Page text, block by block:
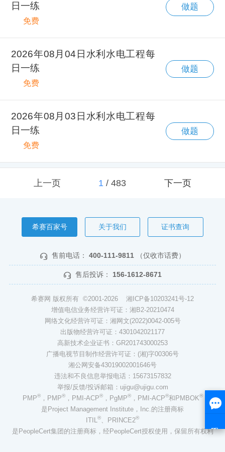
日一练
免费
做题
2026年08月04日水利水电工程每
日一练
免费
做题
2026年08月03日水利水电工程每
日一练
免费
做题
上一页 1/ 483 下一页
希赛百家号 关于我们 证书查询
售前电话： 400-111-9811 （仅收市话费）
售后投诉： 156-1612-8671
希赛网 版权所有 ©2001-2026 湘ICP备10203241号-12
增值电信业务经营许可证：湘B2-20210474
网络文化经营许可证：湘网文(2022)0042-005号
出版物经营许可证：4301042021177
高新技术企业证书：GR201743000253
广播电视节目制作经营许可证：(湘)字00306号
湘公网安备43019002001646号
违法和不良信息举报电话：15673157832
举报/反馈/投诉邮箱：ujigu@ujigu.com
PMP®，PMP®，PMI-ACP®，PgMP®，PMI-ACP®和PMBOK®
是Project Management Institute，Inc.的注册商标
ITIL®、PRINCE2®
是PeopleCert集团的注册商标，经PeopleCert授权使用，保留所有权利